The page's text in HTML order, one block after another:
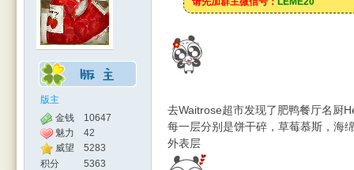
人网
版主
金钱
10647
魅力
42
威望
5283
积分
5363
去Waitrose超市发现了肥鸭餐厅名厨
每一层分别是饼干碎，草莓慕斯，海
外表层